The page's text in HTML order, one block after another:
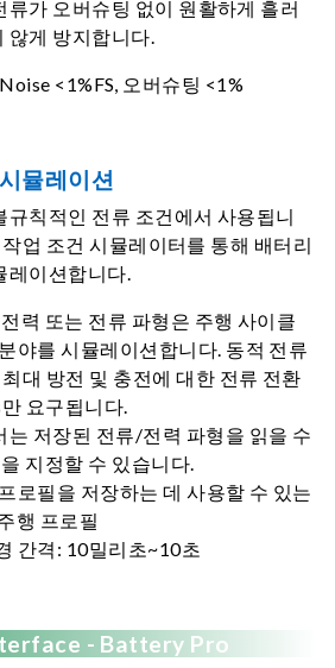
류가 오버슈팅 없이 원활하게 흘러
않게 방지합니다.
<1%FS, 오버슈팅 <1%
뮬레이션
규칙적인 전류 조건에서 사용됩니
업 조건 시뮬레이터를 통해 배터리
레이션합니다.
력 또는 전류 파형은 주행 사이클
야를 시뮬레이션합니다. 동적 전류
대 방전 및 충전에 대한 전류 전환
요구됩니다.
는 저장된 전류/전력 파형을 읽을 수
지정할 수 있습니다.
로필을 저장하는 데 사용할 수 있는
행 프로필
간격: 10밀리초~10초
- Battery Pro